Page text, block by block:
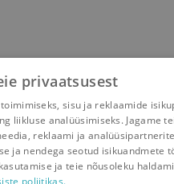
privaatsusest
sisu ja reklaamide
liikluse analüüsimiseks. Jagame
reklaami ja
ja nendega seotud isikuandmete
ja teie nõusoleku
poliitikas.